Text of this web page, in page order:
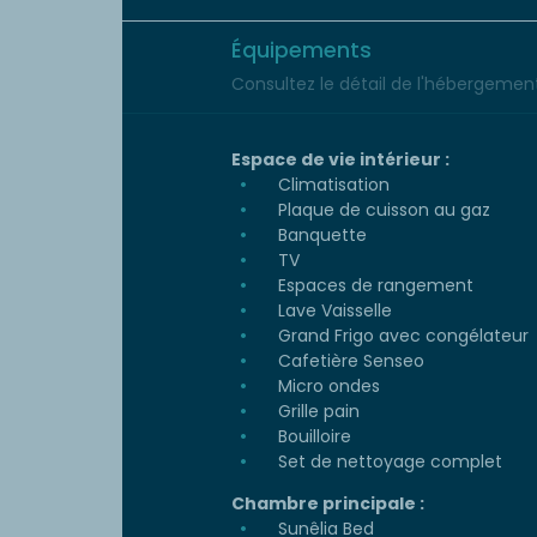
Équipements
Consultez le détail de
Espace de vie intérieur :
Climatisation
Plaque de cuisson au gaz
Banquette
TV
Espaces de rangement
Lave Vaisselle
Grand Frigo avec congélateur
Cafetière Senseo
Micro ondes
Grille pain
Bouilloire
Set de nettoyage complet
Chambre principale :
Sunêlia Bed